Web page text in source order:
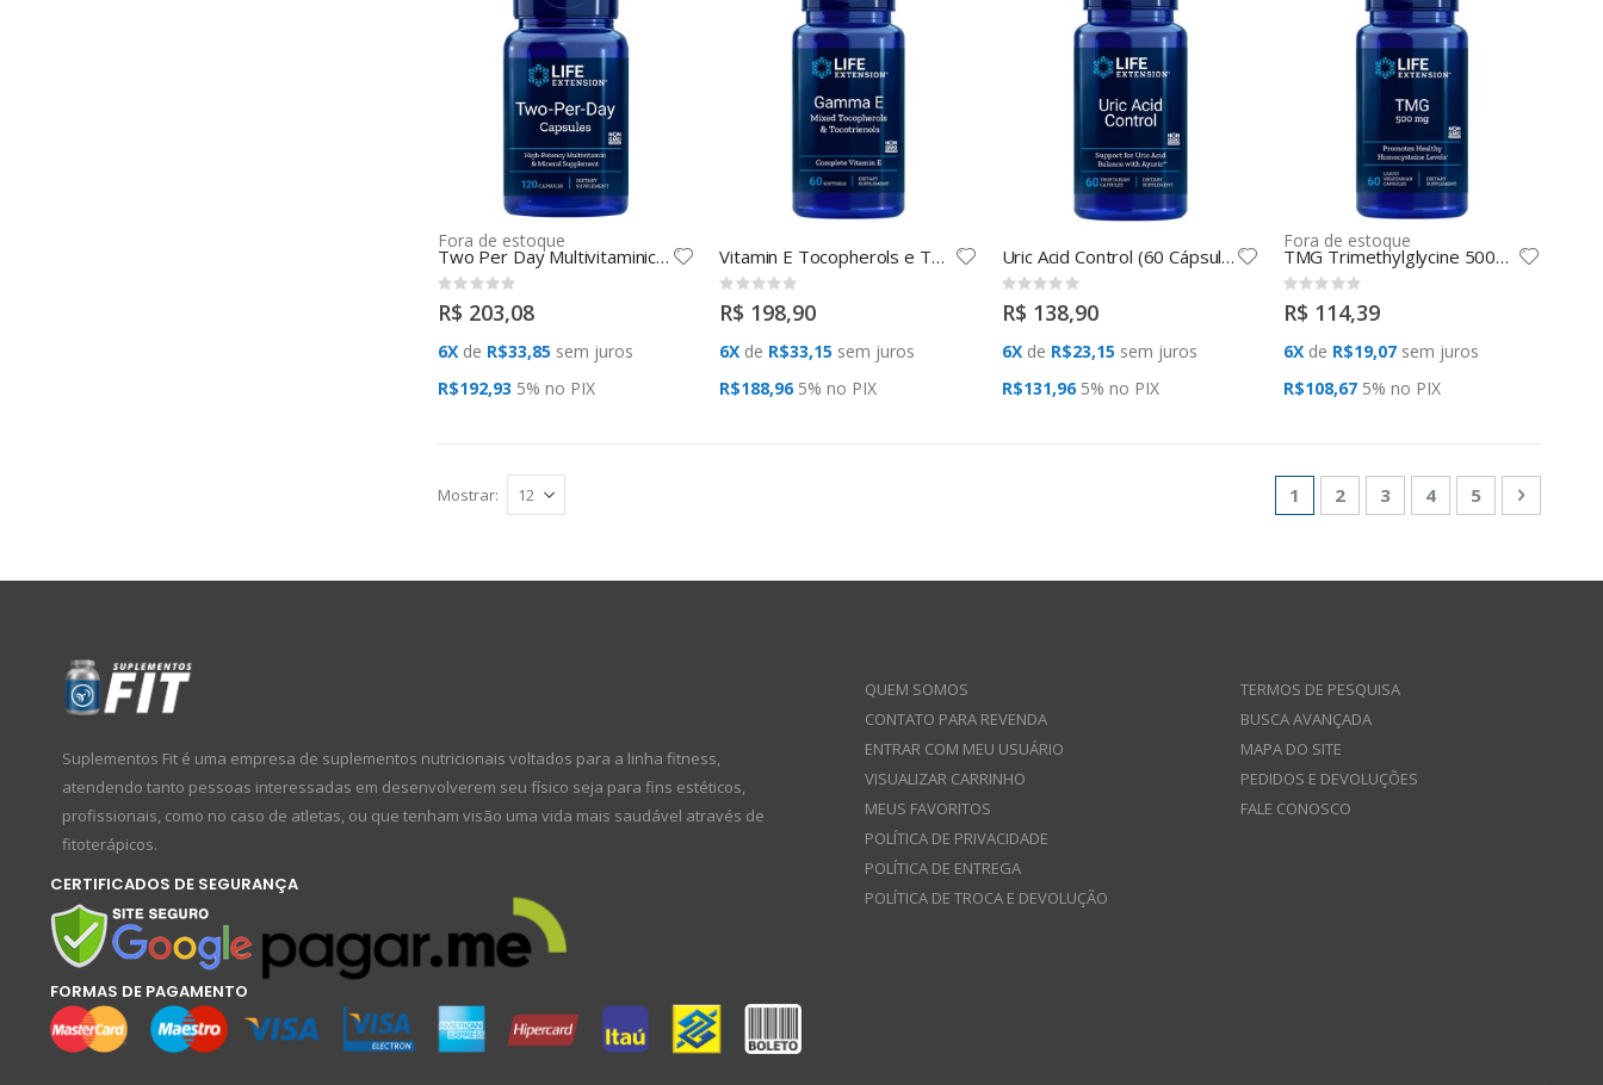
Fora de estoque
Two Per Day Multivitaminico (120 CAPS) Life Extension
Rating:
0%
R$ 203,08
6X de R$33,85 sem juros
R$192,93 5% no PIX
Vitamin E Tocopherols e Tocotrienols 60 SGels Life Extension
Rating:
0%
R$ 198,90
6X de R$33,15 sem juros
R$188,96 5% no PIX
Uric Acid Control (60 Cápsulas) Life Extension
Rating:
0%
R$ 138,90
6Xde R$23,15 sem juros
R$131,965% no PIX
Fora de estoque
TMG Trimethylglycine 500mg (60 LVCAPS) Life Extension
Rating:
0%
R$ 114,39
6Xde R$19,07 sem juros
R$108,675% no PIX
Página
Você esta lendo a pagina
1 Página
2 Página
3 Página
4 Página
5 Página
Próximo
Mostrar
Suplementos Fit é uma empresa de suplementos nutricionais voltados para a linha fitness,
atendendo tanto pessoas interessadas em desenvolverem seu físico seja para fins estéticos,
profissionais, como no caso de atletas, ou que tenham visão uma vida mais saudável através de
fitoterápicos.
CERTIFICADOS DE SEGURANÇA
FORMAS DE PAGAMENTO
QUEM SOMOS
CONTATO PARA REVENDA
ENTRAR COM MEU USUÁRIO
VISUALIZAR CARRINHO
MEUS FAVORITOS
POLÍTICA DE PRIVACIDADE
POLÍTICA DE ENTREGA
POLÍTICA DE TROCA E DEVOLUÇÃO
TERMOS DE PESQUISA
BUSCA AVANÇADA
MAPA DO SITE
PEDIDOS E DEVOLUÇÕES
FALE CONOSCO